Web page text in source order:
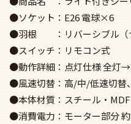
●ソケット：E26 電球×6
●羽根 ：リバーシブル（ナ
●スイッチ：リモコン式
●動作詳細：点灯仕様 全灯
●風速切替：高/中/低速切替
●本体材質：スチール・
●消費電力：モーター部分